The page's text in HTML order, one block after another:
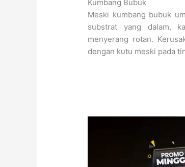
Kumbang Bubuk
Meski kumbang bubuk
substrat yang dalam,
menyerang rotan.
dengan kutu meski pada